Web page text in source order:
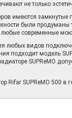
не только
имеются замкнутые
были
любые современные
любых видов
подходит модель
SUPReMO
Rifar SUPReMO 500